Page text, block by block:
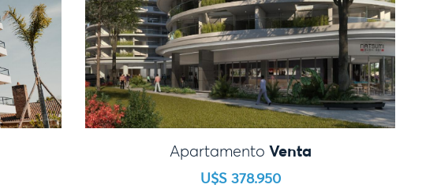
Apartamento Venta
U$S 378.950